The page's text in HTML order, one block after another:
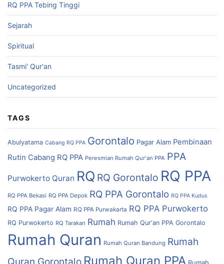
RQ PPA Tebing Tinggi
Sejarah
Spiritual
Tasmi' Qur'an
Uncategorized
TAGS
Abulyatama Cabang RQ PPA Gorontalo Pagar Alam Pembinaan
Rutin Cabang RQ PPA Peresmian Rumah Qur'an PPA PPA
Purwokerto Quran RQ RQ Gorontalo RQ PPA
RQ PPA Bekasi RQ PPA Depok RQ PPA Gorontalo RQ PPA Kudus
RQ PPA Pagar Alam RQ PPA Purwakarta RQ PPA Purwokerto
RQ Purwokerto RQ Tarakan Rumah Rumah Qur'an PPA Gorontalo
Rumah Quran Rumah Quran Bandung Rumah
Rumah Quran PPA